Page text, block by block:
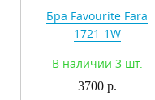
Бра Favourite Fara
1721-1W
В наличии 3 шт.
3700 р.